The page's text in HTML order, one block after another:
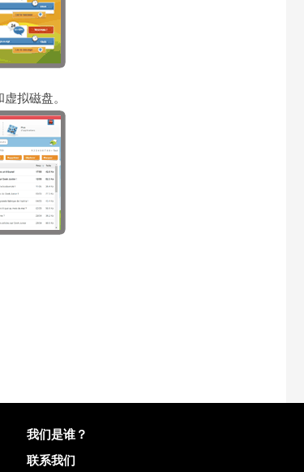
拟磁盘。
有关Mailo的更多信息
我们是谁？
联系我们